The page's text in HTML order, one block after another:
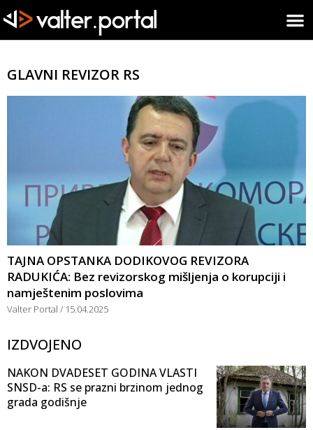
GLAVNI REVIZOR RS
TAJNA OPSTANKA DODIKOVOG REVIZORA
RADUKIĆA: Bez revizorskog mišljenja o korupciji i
namještenim poslovima
Valter Portal 15.04.2025
IZDVOJENO
NAKON DVADESET GODINA VLASTI
SNSD-a: RS se prazni brzinom jednog
grada godišnje